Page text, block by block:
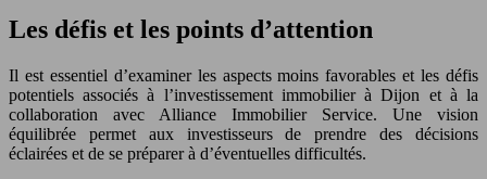
Les défis et les points d’attention
Il est essentiel d’examiner les aspects moins favorables et les défis
potentiels associés à l’investissement immobilier à Dijon et à la
collaboration avec Alliance Immobilier Service. Une vision
équilibrée permet aux investisseurs de prendre des décisions
éclairées et de se préparer à d’éventuelles difficultés.